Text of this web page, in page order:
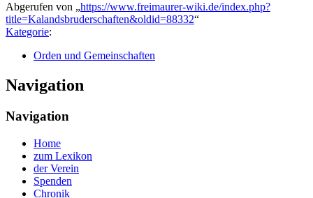
Abgerufen von „https://www.freimaurer-wiki.de/index.php?
title=Kalandsbruderschaften&oldid=88332“
Kategorie:
Orden und Gemeinschaften
Navigation
Navigation
Home
zum Lexikon
der Verein
Spenden
Chronik